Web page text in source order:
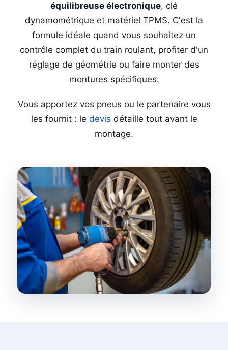
équilibreuse électronique, clé
dynamométrique et matériel TPMS. C'est la
formule idéale quand vous souhaitez un
contrôle complet du train roulant, profiter d'un
réglage de géométrie ou faire monter des
montures spécifiques.
Vous apportez vos pneus ou le partenaire vous
les fournit : le devis détaille tout avant le
montage.